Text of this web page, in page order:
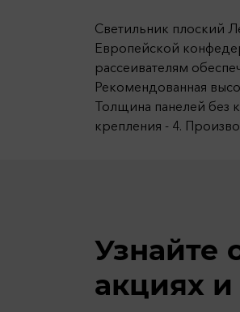
Светильник плоский
Европейской
рассеивателям
Рекомендованная
Толщина панелей без
крепления - 4.
Узнайте
акциях